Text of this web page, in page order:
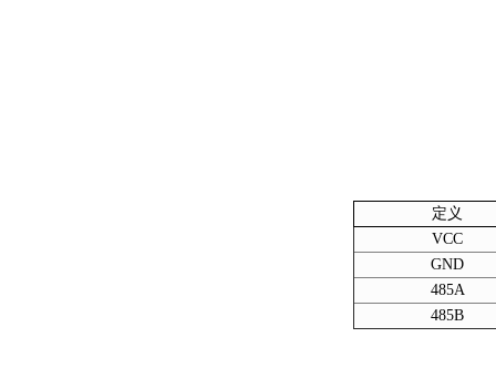
定义
VCC
GND
485A
485B